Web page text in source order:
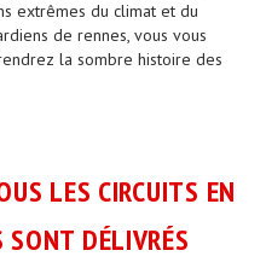
extrêmes du climat et du
de rennes, vous vous
la sombre histoire des
LES CIRCUITS EN
SONT DÉLIVRÉS